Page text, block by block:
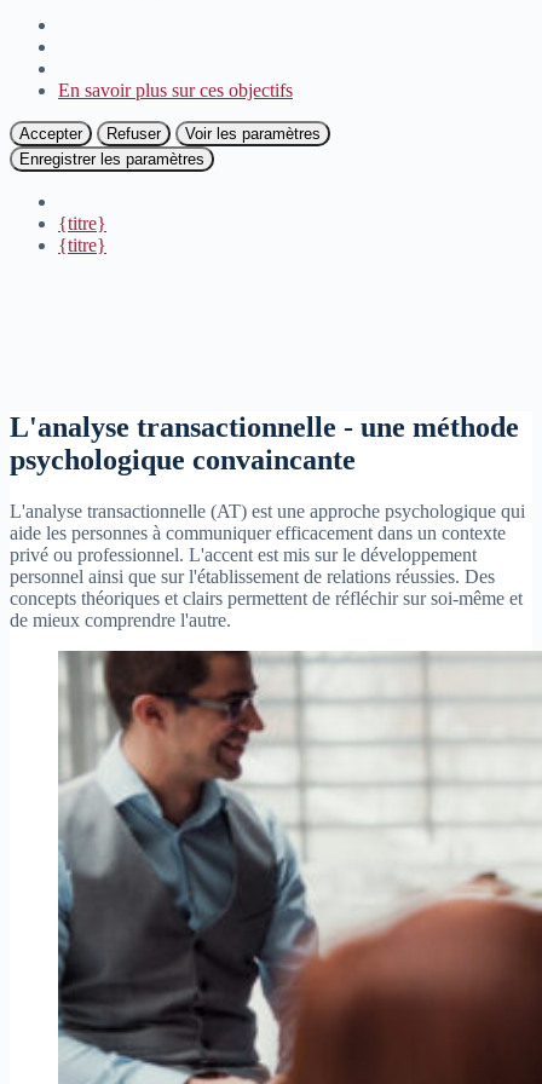
En savoir plus sur ces objectifs
Accepter Refuser
Voir les paramètres
Enregistrer les paramètres
{titre}
{titre}
L'analyse transactionnelle - une méthode
psychologique convaincante
L'analyse transactionnelle (AT) est une approche psychologique qui
aide les personnes à communiquer efficacement dans un contexte
privé ou professionnel. L'accent est mis sur le développement
personnel ainsi que sur l'établissement de relations réussies. Des
concepts théoriques et clairs permettent de réfléchir sur soi-même et
de mieux comprendre l'autre.